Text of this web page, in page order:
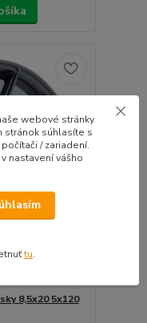
8,5x20 5x120
webové stránky
stránok súhlasíte s
/ zariadení.
nastavení vášho
tu.